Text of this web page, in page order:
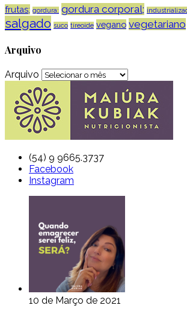
frutas; gordura; gordura corporal;
salgado suco tireoide vegano vegetariano
Arquivo
Arquivo
(54) 9 9665.3737
Facebook
Instagram
10 de Março de 2021